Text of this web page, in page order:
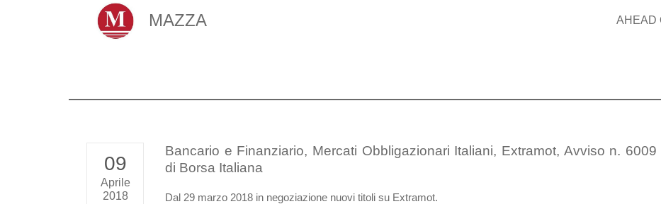
MAZZA AHEAD
09
Aprile
2018
Bancario e Finanziario, Mercati Obbligazionari Italiani, Extramot, Avviso n. 6009
di Borsa Italiana
Dal 29 marzo 2018 in negoziazione nuovi titoli su Extramot.